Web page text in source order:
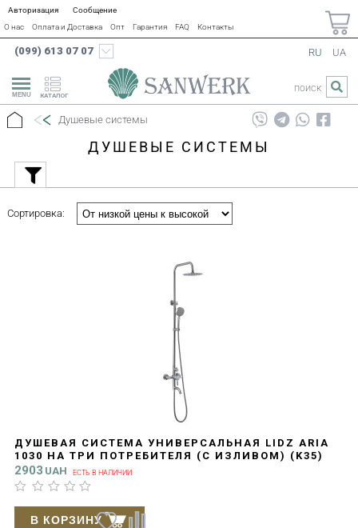
Авторизация
Сообщение
О нас
Оплата и Доставка Опт Гарантия FAQ Контакты
(099) 613 07 07
КАТАЛОГ
RU UA
ПОИСК
Душевые системы
ДУШЕВЫЕ СИСТЕМЫ
Сортировка:
ДУШЕВАЯ СИСТЕМА УНИВЕРСАЛЬНАЯ LIDZ ARIA
1030 НА ТРИ ПОТРЕБИТЕЛЯ (С ИЗЛИВОМ) (K35)
LDARI1030NKS34932 NICKEL
2903 UAH ЕСТЬ В НАЛИЧИИ
В КОРЗИНУ